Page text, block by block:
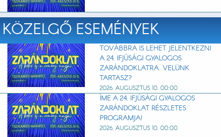
KÖZELGŐ ESEMÉNYEK
TOVÁBBRA IS LEHET JELENTKEZNI
A 24. IFJÚSÁGI GYALOGOS
ZARÁNDOKLATRA. VELÜNK
TARTASZ?
2026. AUGUSZTUS 10. 00:00
ÍME A 24. IFJÚSÁGI GYALOGOS
ZARÁNDOKLAT RÉSZLETES
PROGRAMJA!
2026. AUGUSZTUS 10. 00:00